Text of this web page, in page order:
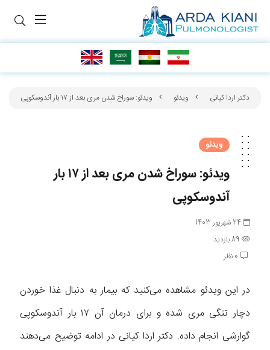
دکتر اردا کیانی ویدئو ویدئو: سوراخ شدن مری بعد از ۱۷ بار آندوسکوپی
ویدئو
ویدئو: سوراخ شدن مری بعد از ۱۷ بار
آندوسکوپی
24 شهریور 1403
89 بازدید
0 نظر
در این ویدئو مشاهده می‌کنید که بیمار به دنبال غذا خوردن
دچار تنگی مری شده و برای درمان آن ۱۷ بار آندوسکوپی
گوارشی انجام داده. دکتر اردا کیانی در ادامه توضیح می‌دهند